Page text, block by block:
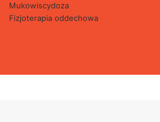
Mukowiscydoza
Fizjoterapia oddechowa